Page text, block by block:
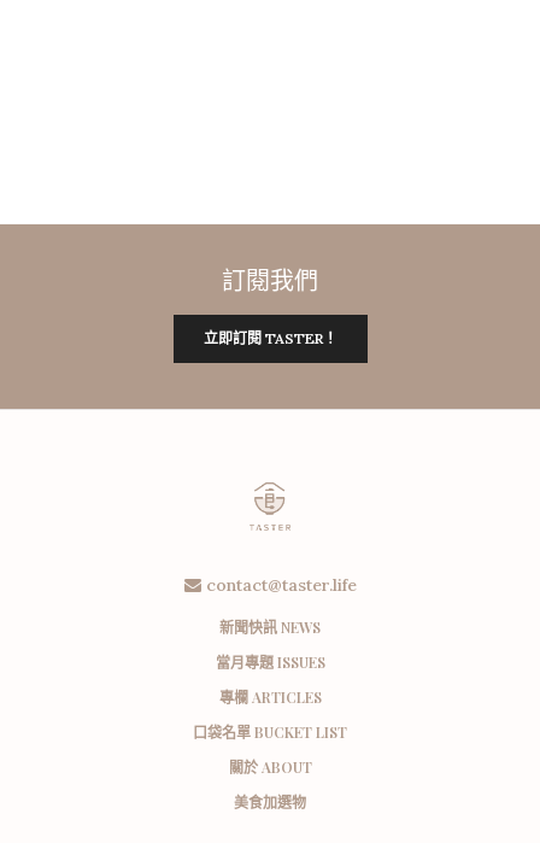
訂閱我們
立即訂閱 TASTER！
contact@taster.life
新聞快訊 NEWS
當月專題 ISSUES
專欄 ARTICLES
口袋名單 BUCKET LIST
關於 ABOUT
美食加選物